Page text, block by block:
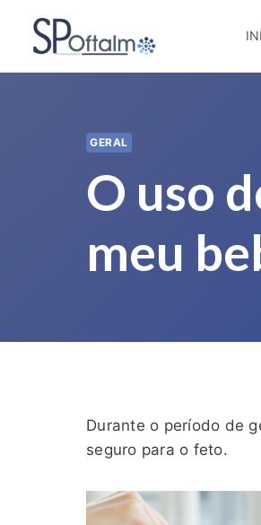
GERAL
O uso
meu
Durante o período de
seguro para o feto.